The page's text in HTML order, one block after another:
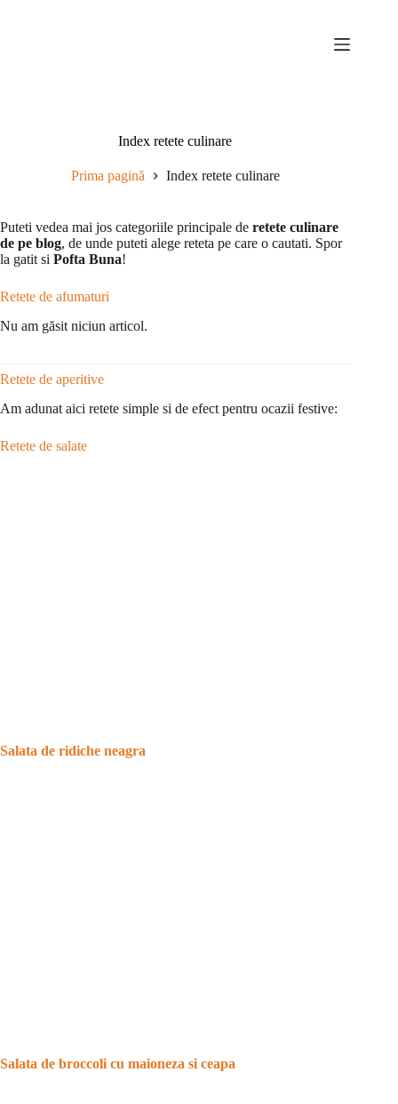
Index retete culinare
Prima pagină Index retete culinare
Puteti vedea mai jos categoriile principale de retete culinare
de pe blog, de unde puteti alege reteta pe care o cautati. Spor
la gatit si Pofta Buna!
Retete de afumaturi
Nu am găsit niciun articol.
Retete de aperitive
Am adunat aici retete simple si de efect pentru ocazii festive:
Retete de salate
Salata de ridiche neagra
Salata de broccoli cu maioneza si ceapa